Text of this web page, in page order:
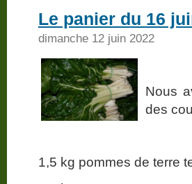
Le panier du 16
dimanche 12 juin 2022
Nous
des
1,5 kg pommes de terre